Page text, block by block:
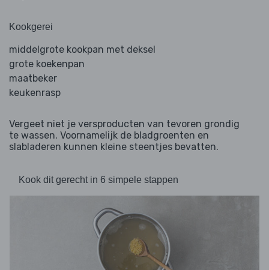
Kookgerei
middelgrote kookpan met deksel
grote koekenpan
maatbeker
keukenrasp
Vergeet niet je versproducten van tevoren grondig
te wassen. Voornamelijk de bladgroenten en
slabladeren kunnen kleine steentjes bevatten.
Kook dit gerecht in 6 simpele stappen